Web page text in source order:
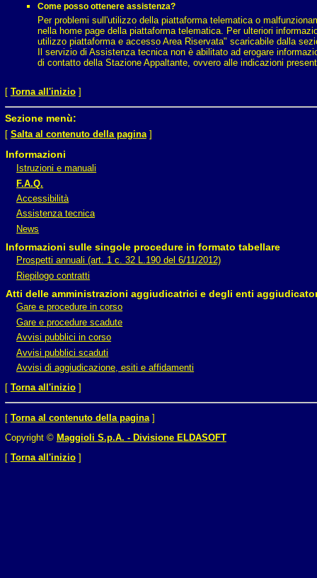
Come posso ottenere assistenza?
Per problemi sull'utilizzo della piattaforma telematica o
nella home page della piattaforma telematica. Per ulteriori
utilizzo piattaforma e accesso Area Riservata" scaricabile dalla
Il servizio di Assistenza tecnica non è abilitato ad erogare
di contatto della Stazione Appaltante, ovvero alle indicazioni
[ Torna all'inizio]
Sezione menù:
[ Salta al contenuto della pagina]
Informazioni
Istruzioni e manuali
F.A.Q.
Accessibilità
Assistenza tecnica
News
Informazioni sulle singole procedure in formato tabellare
Prospetti annuali (art. 1 c. 32 L.190 del 6/11/2012)
Riepilogo contratti
Atti delle amministrazioni aggiudicatrici e degli enti
Gare e procedure in corso
Gare e procedure scadute
Avvisi pubblici in corso
Avvisi pubblici scaduti
Avvisi di aggiudicazione, esiti e affidamenti
[ Torna all'inizio]
[ Torna al contenuto della pagina]
Copyright © Maggioli S.p.A. - Divisione ELDASOFT
[ Torna all'inizio]